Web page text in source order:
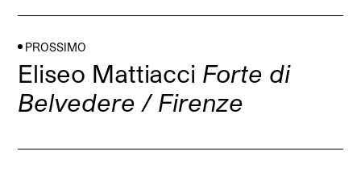
PROSSIMO
Eliseo Mattiacci Forte di
Belvedere / Firenze